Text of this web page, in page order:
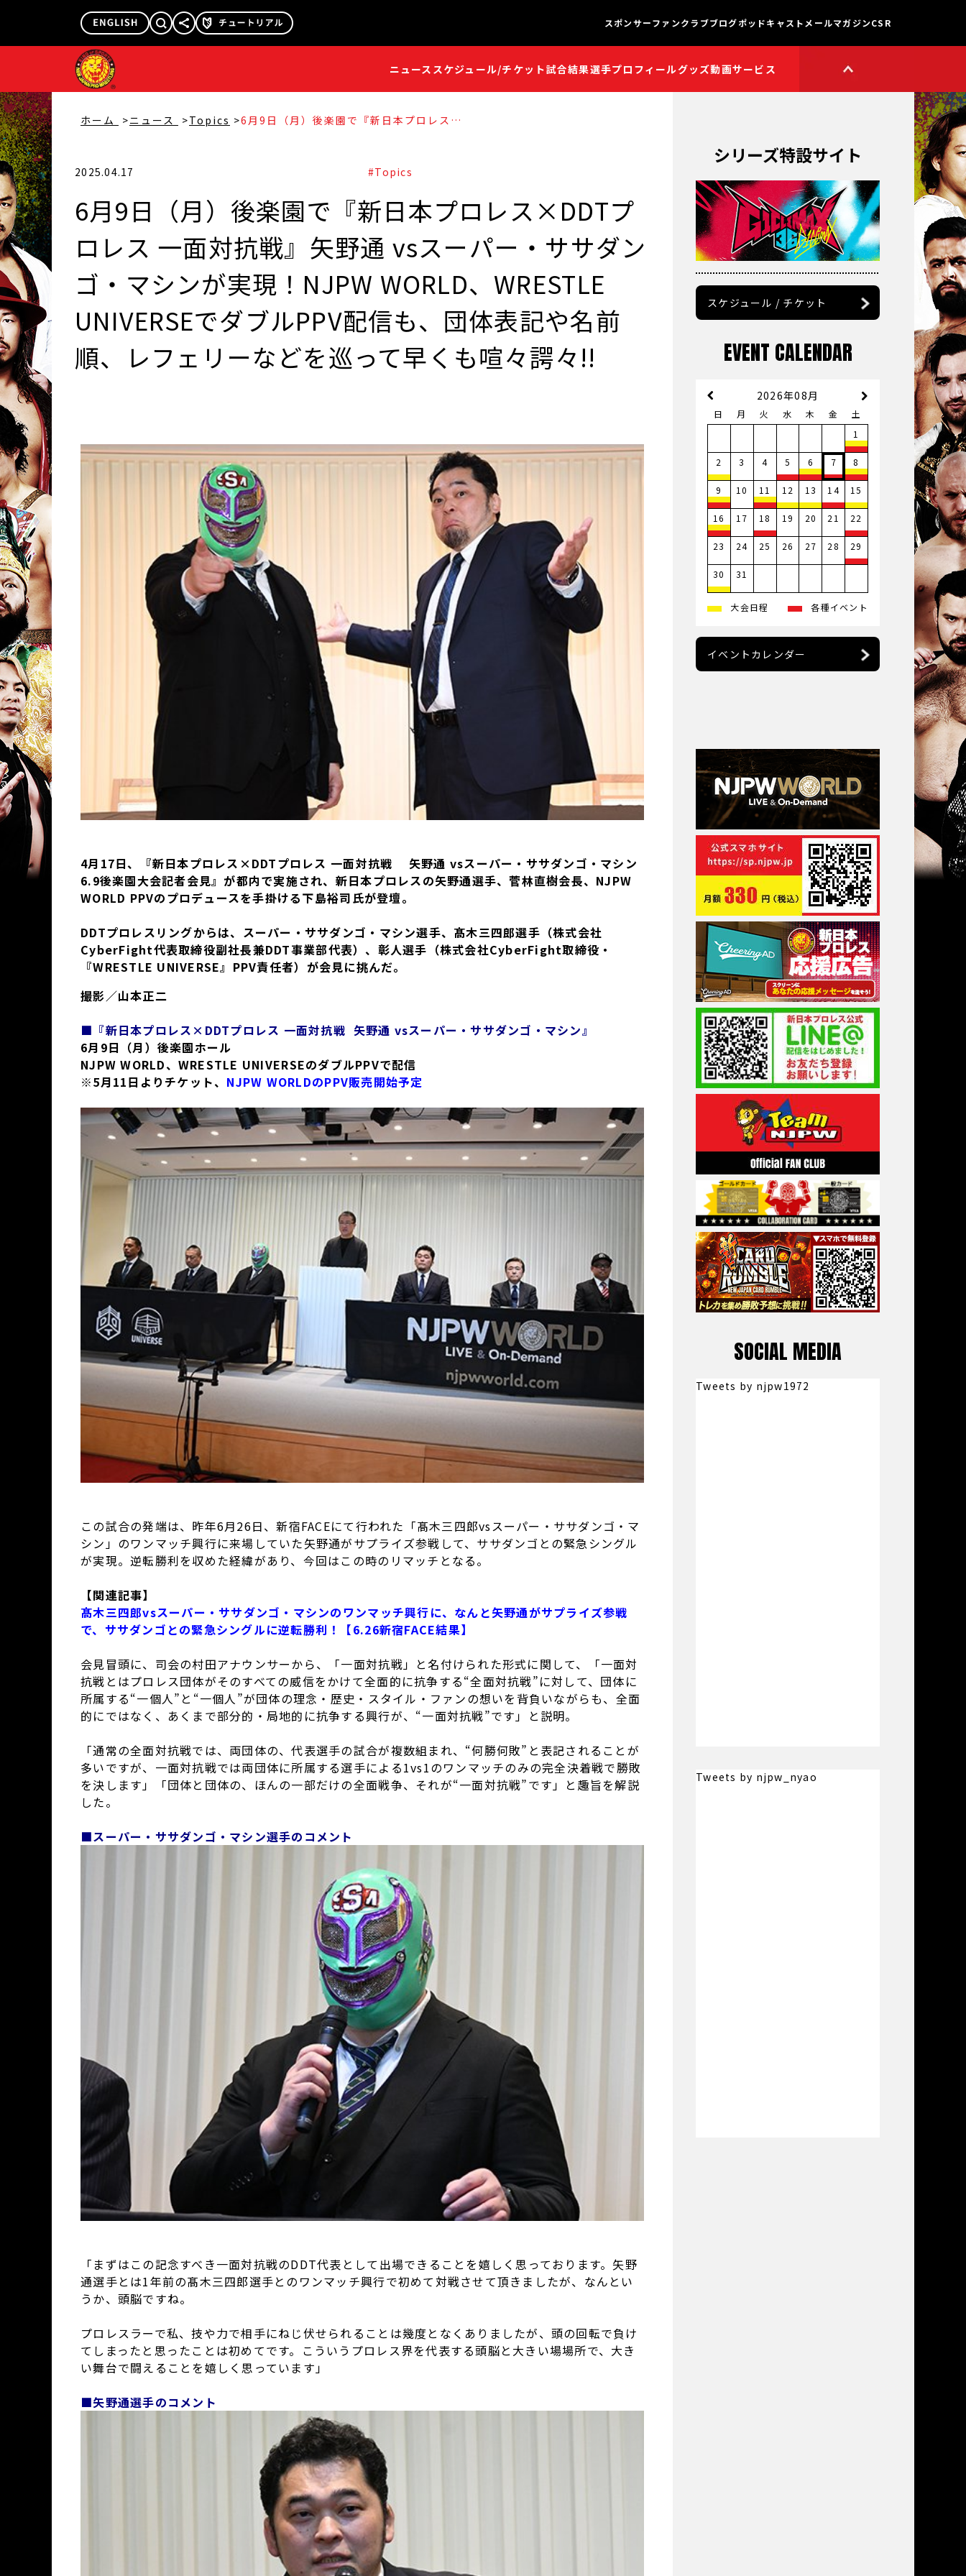
ニュース スケジュール/チケット試合結果選手プロフィールグッズ動画サービス
獣神サンダー・ライガー
矢野通プロデュース!!
スイーツ真壁チャンネル
聖帝タイチのゲーム実況
チャンネル
鷹木信悟ちゃんねる
オーカーンチャンネル
スポンサーファンクラブブログポッドキャスト メールマガジンCSR
ホーム ニュース Topics 6月9日（月）後楽園で『新日本プロレス
などを巡って早くも喧々諤々!!
2025.04.17 #Topics
6月9日（月）後楽園で『新日本プロレス×DDTプ
ロレス 一面対抗戦』矢野通 vsスーパー・ササダン
ゴ・マシンが実現！NJPW WORLD、WRESTLE
UNIVERSEでダブルPPV配信も、団体表記や名前
順、レフェリーなどを巡って早くも喧々諤々!!
4月17日、『新日本プロレス×DDTプロレス 一面対抗戦 矢野通 vsスーパー・ササダンゴ・マシン
6.9後楽園大会記者会見』が都内で実施され、新日本プロレスの矢野通選手、菅林直樹会長、NJPW
WORLD PPVのプロデュースを手掛ける下島裕司氏が登壇。
DDTプロレスリングからは、スーパー・ササダンゴ・マシン選手、髙木三四郎選手（株式会社
CyberFight代表取締役副社長兼DDT事業部代表）、彰人選手（株式会社CyberFight取締役・
『WRESTLE UNIVERSE』PPV責任者）が会見に挑んだ。
撮影／山本正二
■『新日本プロレス×DDTプロレス 一面対抗戦 矢野通 vsスーパー・ササダンゴ・マシン』
6月9日（月）後楽園ホール
NJPW WORLD、WRESTLE UNIVERSEのダブルPPVで配信
※5月11日よりチケット、 NJPW WORLDのPPV販売開始予定
この試合の発端は、昨年6月26日、新宿FACEにて行われた「髙木三四郎vsスーパー・ササダンゴ・マ
シン」のワンマッチ興行に来場していた矢野通がサプライズ参戦して、ササダンゴとの緊急シングル
が実現。逆転勝利を収めた経緯があり、今回はこの時のリマッチとなる。
【関連記事】
髙木三四郎vsスーパー・ササダンゴ・マシンのワンマッチ興行に、なんと矢野通がサプライズ参戦
で、ササダンゴとの緊急シングルに逆転勝利！【6.26新宿FACE結果】
会見冒頭に、司会の村田アナウンサーから、「一面対抗戦」と名付けられた形式に関して、「一面対
抗戦とはプロレス団体がそのすべての威信をかけて全面的に抗争する“全面対抗戦”に対して、団体に
所属する“一個人”と“一個人”が団体の理念・歴史・スタイル・ファンの想いを背負いながらも、全面
的にではなく、あくまで部分的・局地的に抗争する興行が、“一面対抗戦”です」と説明。
「通常の全面対抗戦では、両団体の、代表選手の試合が複数組まれ、“何勝何敗”と表記されることが
多いですが、一面対抗戦では両団体に所属する選手による1vs1のワンマッチのみの完全決着戦で勝敗
を決します」「団体と団体の、ほんの一部だけの全面戦争、それが“一面対抗戦”です」と趣旨を解説
した。
■スーパー・ササダンゴ・マシン選手のコメント
「まずはこの記念すべき一面対抗戦のDDT代表として出場できることを嬉しく思っております。矢野
通選手とは1年前の髙木三四郎選手とのワンマッチ興行で初めて対戦させて頂きましたが、なんとい
うか、頭脳ですね。
プロレスラーで私、技や力で相手にねじ伏せられることは幾度となくありましたが、頭の回転で負け
てしまったと思ったことは初めてです。こういうプロレス界を代表する頭脳と大きい場場所で、大き
い舞台で闘えることを嬉しく思っています」
■矢野通選手のコメント
シリーズ特設サイト
スケジュール / チケット
EVENT CALENDAR
2026年08月
日 月 火 水 木 金
土
1
2 3 4 5 6 7 8
9 10 11 12 13 14 15
16 17 18 19 20 21 22
23 24 25 26 27 28 29
30 31
大会日程 各種イベント
イベントカレンダー
SOCIAL MEDIA
Tweets by njpw1972
Tweets by njpw_nyao